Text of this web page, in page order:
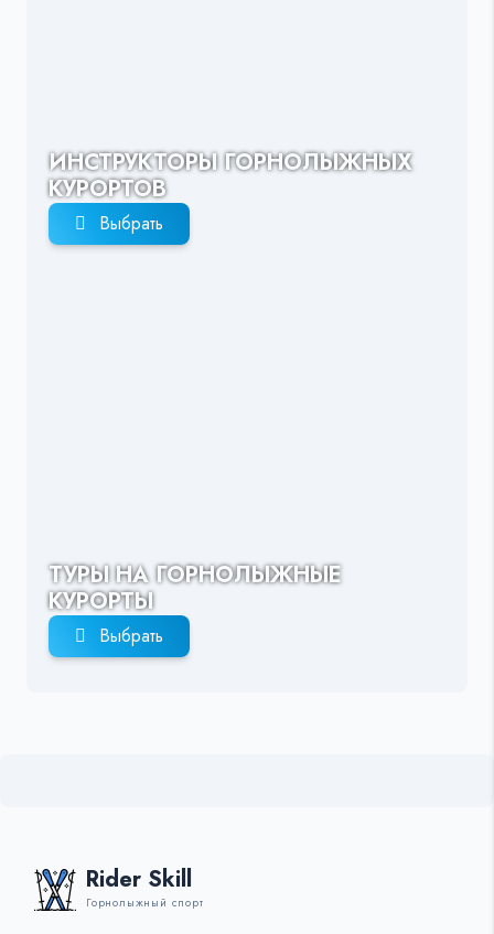
ИНСТРУКТОРЫ ГОРНОЛЫЖНЫХ
КУРОРТОВ
Выбрать
ТУРЫ НА ГОРНОЛЫЖНЫЕ
КУРОРТЫ
Выбрать
Rider Skill
Горнолыжный спорт